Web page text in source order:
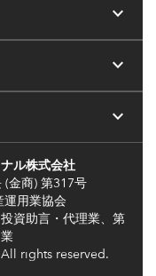
expand_more
expand_more
expand_more
ル株式会社
(金商) 第317号
運用業協会
資助言・代理業、第
rights reserved.